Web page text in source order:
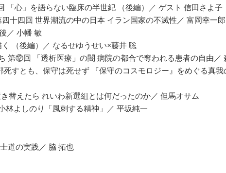
「心」を語らない臨床の半世紀 （後編）／ ゲスト 信田さよ子
十四回 世界潮流の中の日本 イラン国家の不滅性／ 富岡幸一郎
／ 小幡 敏
（後編）／ なるせゆうせい×藤井 聡
第⑫回 「透析医療」の闇 病院の都合で奪われる患者の自由／
すとも、保守は死せず 『保守のコスモロジー』をめぐる真我
替えたら れいわ新選組とは何だったのか／ 但馬オサム
林よしのり「風刺する精神」／ 平坂純一
道の実践／ 脇 拓也